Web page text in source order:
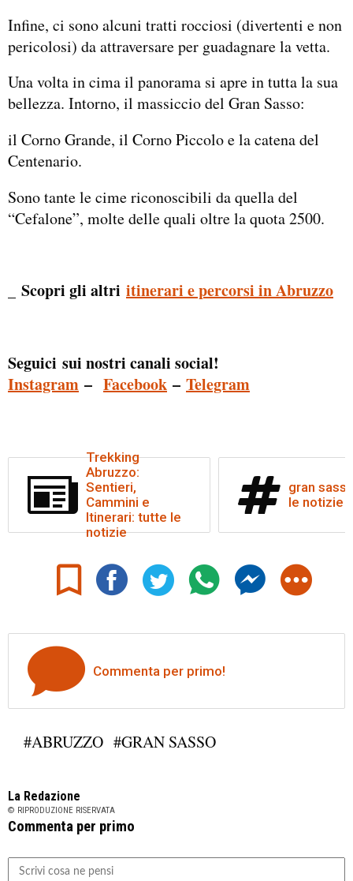
Infine, ci sono alcuni tratti rocciosi (divertenti e non
pericolosi) da attraversare per guadagnare la vetta.
Una volta in cima il panorama si apre in tutta la sua
bellezza. Intorno, il massiccio del Gran Sasso:
il Corno Grande, il Corno Piccolo e la catena del
Centenario.
Sono tante le cime riconoscibili da quella del
“Cefalone”, molte delle quali oltre la quota 2500.
_ Scopri gli altri itinerari e percorsi in Abruzzo
Seguici sui nostri canali social!
Instagram – Facebook – Telegram
Trekking
Abruzzo:
Sentieri,
Cammini e
Itinerari: tutte le
notizie
gran
le notizie
Commenta per primo!
#ABRUZZO #GRAN SASSO
La Redazione
© RIPRODUZIONE RISERVATA
Commenta per primo